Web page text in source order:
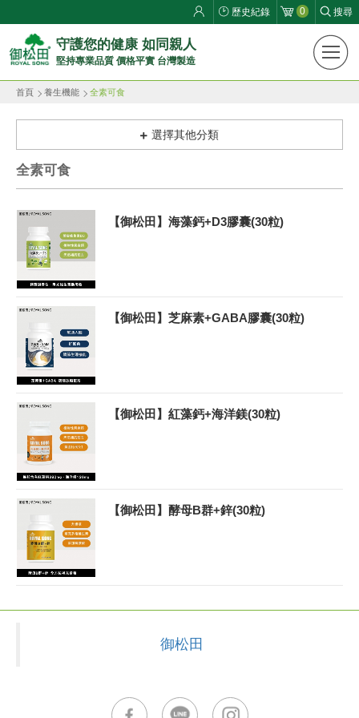
御
松
健
康
生
活
館
ROYAL
SONG
守護您的健康 如同親人
堅持專業品質 價格平實 台灣製造
歷史紀錄 0 搜尋
首頁 養生機能 全素可食
選擇其他分類
全素可食
【御松田】海藻鈣+D3膠囊(30粒)
【御松田】芝麻素+GABA膠囊(30粒)
【御松田】紅藻鈣+海洋鎂(30粒)
【御松田】酵母B群+鋅(30粒)
御松田